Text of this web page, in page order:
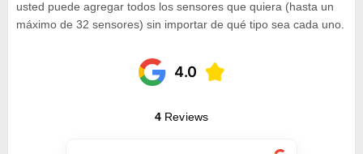
usted puede agregar todos los sensores que quiera (hasta un
máximo de 32 sensores) sin importar de qué tipo sea cada uno.